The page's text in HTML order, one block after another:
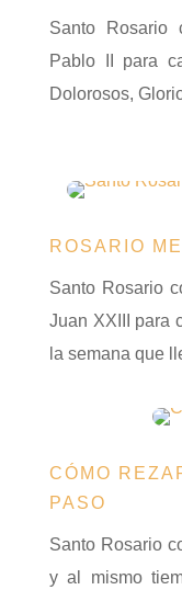
Santo Rosario
Pablo II para
Dolorosos,
ROSARIO
Santo Rosario
Juan XXIII para
la semana que
CÓMO
PASO
Santo Rosario
y al mismo